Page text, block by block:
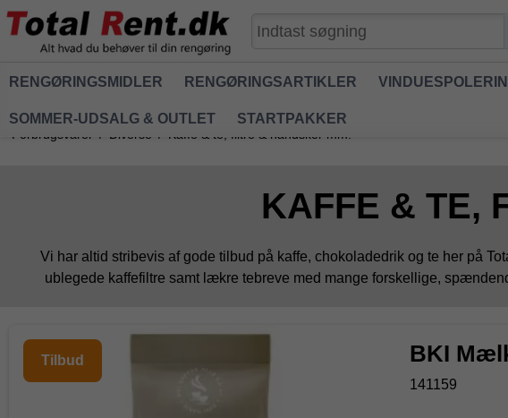
RENGØRINGSMIDLER RENGØRINGSARTIKLER
SOMMER-UDSALG & OUTLET STARTPAKKER
Forbrugsvarer / Diverse / Kaffe & te, filtre & handsker mm.
KAFFE & TE,
Vi har altid stribevis af gode tilbud på kaffe, chokoladedrik og te her på
ublegede kaffefiltre samt lækre tebreve med mange forskellige,
Tilbud BKI
141159